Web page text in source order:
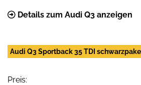
Details zum Audi Q3 anzeigen
Audi Q3 Sportback 35 TDI
Preis: